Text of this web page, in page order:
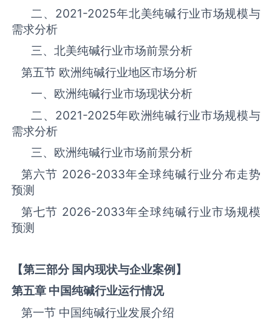
二、 2021-2025年北美纯碱‌‌‌行业市场规模与
需求分析
三、北美纯碱‌‌‌行业市场前景分析
第五节 欧洲纯碱‌‌‌行业地区市场分析
一、欧洲纯碱‌‌‌行业市场现状分析
二、 2021-2025年欧洲纯碱‌‌‌行业市场规模与
需求分析
三、欧洲纯碱‌‌‌行业市场前景分析
第六节 2026-2033年全球纯碱‌‌‌行业分布走势
预测
第七节 2026-2033年全球纯碱‌‌‌行业市场规模
预测
【第三部分 国内现状与企业案例】
第五章 中国纯碱行业运行情况
第一节 中国纯碱‌‌‌行业发展介绍